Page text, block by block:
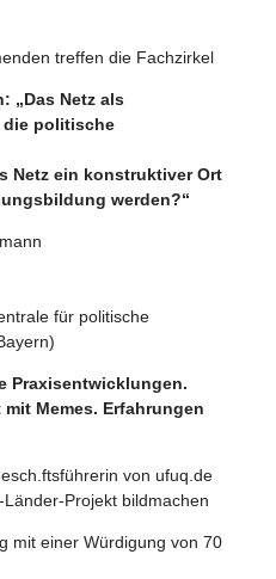
treffen die Fachzirkel
„Das Netz als
die politische
ein konstruktiver Ort
werden?“
für politische
Praxisentwicklungen.
Memes. Erfahrungen
von ufuq.de
Projekt bildmachen
mit einer Würdigung von 70